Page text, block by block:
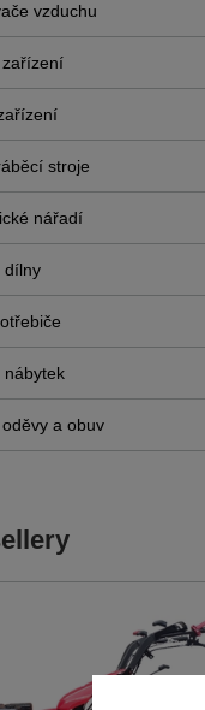
vzduchu
stroje
nářadí
dílny
a obuv